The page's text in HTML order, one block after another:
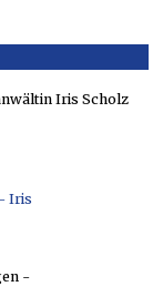
Iris Scholz